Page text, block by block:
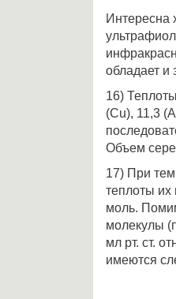
Интересна
обладает и
16)
(Сu), 11,3
Объем
17) При
теплоты
моль.
молекулы
мл рт. ст.
имеются